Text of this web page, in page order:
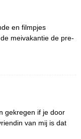
en filmpjes
meivakantie de pre-
gekregen if je door
van mij is dat